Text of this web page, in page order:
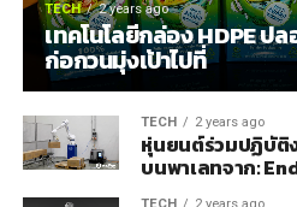
TECH 2 years ago
เทคโนโลยีกล่อง HDPE ป
ก่อกวนมุ่งเป้าไปที่
TECH 2 years ago
หุ่นยนต์ร่วมปฏิบัติ
บนพาเลทจาก: